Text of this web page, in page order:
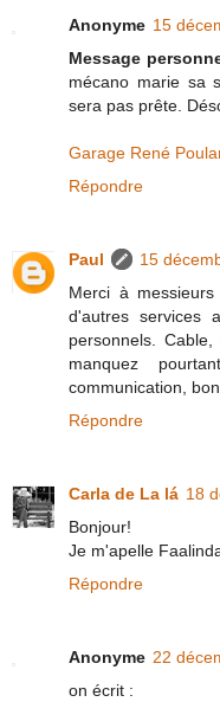
Anonyme 15
Message
mécano marie sa
sera pas prête.
Garage René
Répondre
Paul
15
Merci à
d'autres services
personnels.
manquez
communication,
Répondre
Carla de La lá 18
Bonjour!
Je m'apelle
Répondre
Anonyme 22
on écrit :